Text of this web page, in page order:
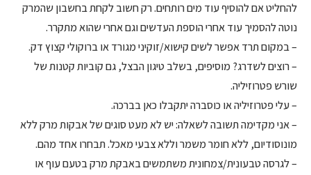
להחליט אם להוסיף עוד מים רותחים. רק חשוב לקחת בחשבון שהמרק
נוטה להסמיך עוד אחרי הוספת העדשים וגם אחרי שהוא מתקרר.
– במקום תרד אפשר לשים קישוא/זוקיני מגורד או ברוקולי קצוץ דק.
– רוצים לשדרג? מוסיפים, בשלב טיגון הבצל, גם קוביות קטנות של
שורש פטרוזיליה.
– עלי פטרוזיליה או כוסברה יתקבלו כאן בברכה.
– אני מקדימה תשובה לשאלה: יש לא מעט סוגים של אבקות מרק ללא
מונוסודיום, ללא חומר משמר וללא צבעי מאכל. תבחרו אחד מהם.
– לגרסה טבעונית/צמחונית משתמשים באבקת מרק בטעם עוף או